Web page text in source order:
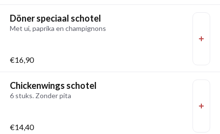
Döner speciaal schotel
Met ui, paprika en champignons
€16,90
Chickenwings schotel
6 stuks. Zonder pita
€14,40